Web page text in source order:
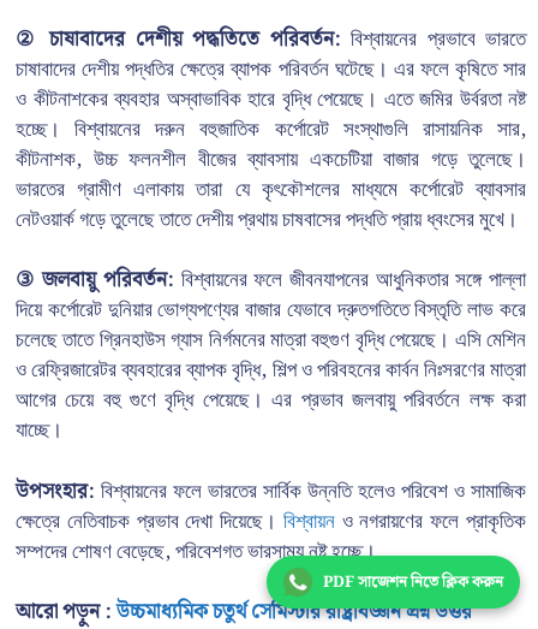
② চাষাবাদের দেশীয় পদ্ধতিতে পরিবর্তন: বিশ্বায়নের প্রভাবে ভারতে
চাষাবাদের দেশীয় পদ্ধতির ক্ষেত্রে ব্যাপক পরিবর্তন ঘটেছে। এর ফলে কৃষিতে সার
ও কীটনাশকের ব্যবহার অস্বাভাবিক হারে বৃদ্ধি পেয়েছে। এতে জমির উর্বরতা নষ্ট
হচ্ছে। বিশ্বায়নের দরুন বহুজাতিক কর্পোরেট সংস্থাগুলি রাসায়নিক সার,
কীটনাশক, উচ্চ ফলনশীল বীজের ব্যাবসায় একচেটিয়া বাজার গড়ে তুলেছে।
ভারতের গ্রামীণ এলাকায় তারা যে কৃৎকৌশলের মাধ্যমে কর্পোরেট ব্যাবসার
নেটওয়ার্ক গড়ে তুলেছে তাতে দেশীয় প্রথায় চাষবাসের পদ্ধতি প্রায় ধ্বংসের মুখে।
③ জলবায়ু পরিবর্তন: বিশ্বায়নের ফলে জীবনযাপনের আধুনিকতার সঙ্গে পাল্লা
দিয়ে কর্পোরেট দুনিয়ার ভোগ্যপণ্যের বাজার যেভাবে দ্রুতগতিতে বিস্তৃতি লাভ করে
চলেছে তাতে গ্রিনহাউস গ্যাস নির্গমনের মাত্রা বহুগুণ বৃদ্ধি পেয়েছে। এসি মেশিন
ও রেফ্রিজারেটর ব্যবহারের ব্যাপক বৃদ্ধি, শিল্প ও পরিবহনের কার্বন নিঃসরণের মাত্রা
আগের চেয়ে বহু গুণে বৃদ্ধি পেয়েছে। এর প্রভাব জলবায়ু পরিবর্তনে লক্ষ করা
যাচ্ছে।
উপসংহার: বিশ্বায়নের ফলে ভারতের সার্বিক উন্নতি হলেও পরিবেশ ও সামাজিক
ক্ষেত্রে নেতিবাচক প্রভাব দেখা দিয়েছে। বিশ্বায়নও নগরায়ণের ফলে প্রাকৃতিক
সম্পদের শোষণ বেড়েছে, পরিবেশগত ভারসাম্য নষ্ট হচ্ছে।
আরো পড়ুন :উচ্চমাধ্যমিক চতুর্থ সেমিস্টার রাষ্ট্রবিজ্ঞান প্রশ্ন উত্তর
PDF সাজেশন নিতে ক্লিক করুন